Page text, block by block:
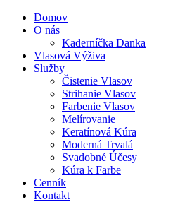
Domov
O nás
Kaderníčka Danka
Vlasová Výživa
Služby
Čistenie Vlasov
Strihanie Vlasov
Farbenie Vlasov
Melírovanie
Keratínová Kúra
Moderná Trvalá
Svadobné Účesy
Kúra k Farbe
Cenník
Kontakt